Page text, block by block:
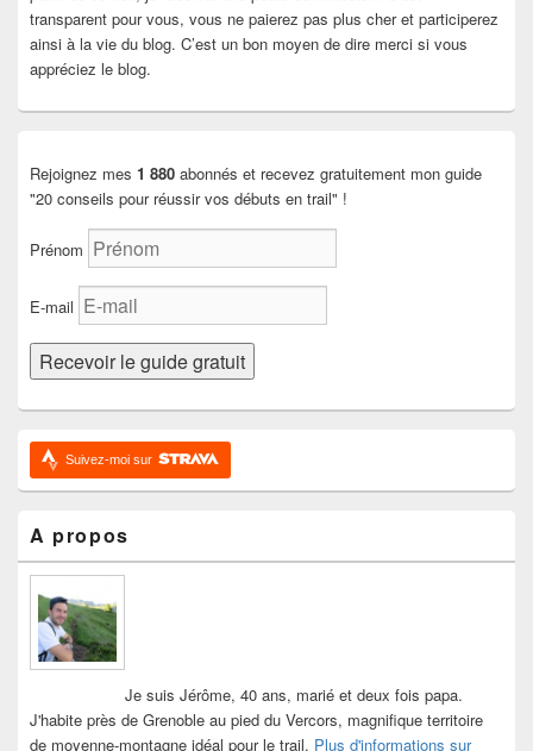
transparent pour vous, vous ne paierez pas plus cher et participerez
ainsi à la vie du blog. C’est un bon moyen de dire merci si vous
appréciez le blog.
Rejoignez mes 1 880 abonnés et recevez gratuitement mon guide
"20 conseils pour réussir vos débuts en trail" !
Prénom
E-mail
Suivez-moi sur
A propos
Je suis Jérôme, 40 ans, marié et deux fois papa.
J'habite près de Grenoble au pied du Vercors, magnifique territoire
de moyenne-montagne idéal pour le trail. Plus d'informations sur